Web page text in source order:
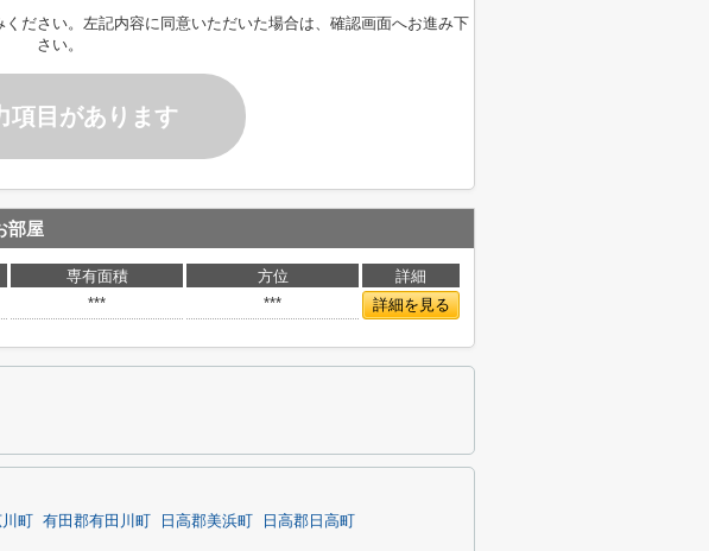
ください。左記内容に同意いただいた場合は、確認画面へお進み下
さい。
項目があります
部屋
専有面積 方位
詳細
*** *** 詳細を見る
町 有田郡有田川町 日高郡美浜町
日高郡日高町